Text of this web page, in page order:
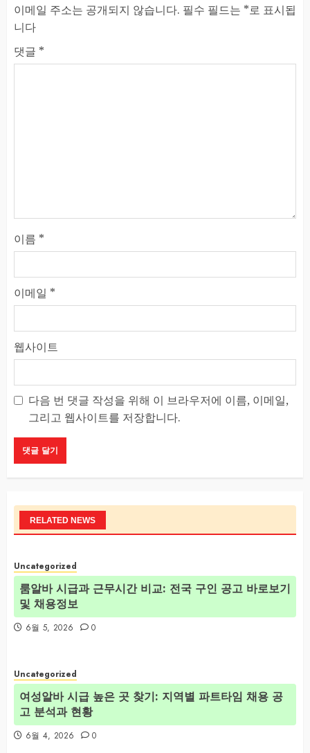
이메일 주소는 공개되지 않습니다. 필수 필드는 *로 표시됩
니다
댓글 *
이름 *
이메일 *
웹사이트
다음 번 댓글 작성을 위해 이 브라우저에 이름, 이메일,
그리고 웹사이트를 저장합니다.
RELATED NEWS
Uncategorized
룸알바 시급과 근무시간 비교: 전국 구인 공고 바로보기
및 채용정보
6월 5, 2026 0
Uncategorized
여성알바 시급 높은 곳 찾기: 지역별 파트타임 채용 공
고 분석과 현황
6월 4, 2026 0